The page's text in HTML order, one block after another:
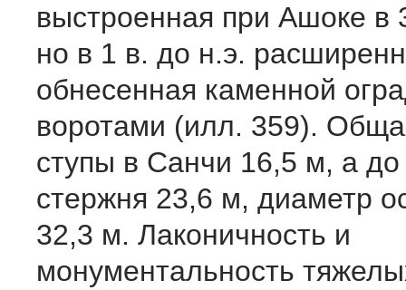
выстроенная при Ашоке в
но в 1 в. до н.э.
обнесенная каменной
воротами (илл. 359).
ступы в Санчи 16,5 м, а до
стержня 23,6 м, диаметр
32,3 м. Лаконичность и
монументальность